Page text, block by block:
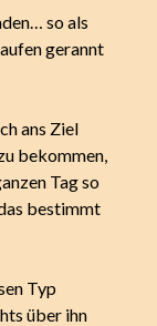
so als
gerannt
ans Ziel
bekommen,
Tag so
bestimmt
Typ
über ihn